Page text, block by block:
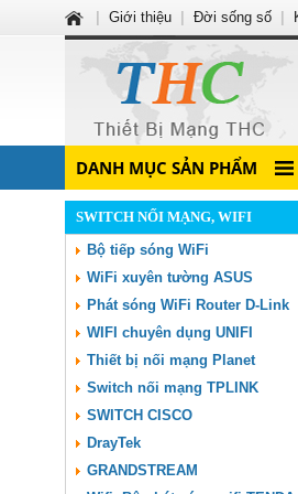
DANH MỤC SẢN PHẨM
SWITCH NỐI MẠNG, WIFI
Bộ tiếp sóng WiFi
WiFi xuyên tường ASUS
Phát sóng WiFi Router D-Link
WIFI chuyên dụng UNIFI
Thiết bị nối mạng Planet
Switch nối mạng TPLINK
SWITCH CISCO
DrayTek
GRANDSTREAM
Giới thiệu Đời sống số